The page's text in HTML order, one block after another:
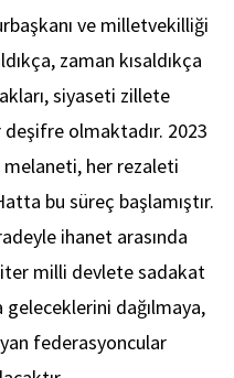
ve milletvekilliği
zaman kısaldıkça
siyaseti zillete
olmaktadır. 2023
melaneti, her rezaleti
bu süreç başlamıştır.
ihanet arasında
milli devlete sadakat
geleceklerini dağılmaya,
federasyoncular